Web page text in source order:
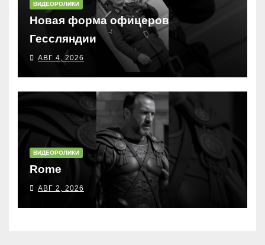
ВИДЕОРОЛИКИ
Новая форма офицеров
Гессляндии
АВГ 4, 2026
ВИДЕОРОЛИКИ
Rome
АВГ 2, 2026